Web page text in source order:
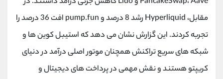
مقابل، Hyperliquid رشد 8 درصد و pump.fun افت 36 درصد را
تجربه کردند. این گزارش نشان می دهد که استیبل کوین ها و
شبکه های سریع تراکنش همچنان موتور اصلی درآمد در دنیای
کریپتو هستند و نقش مهمی در پرداخت های دیجیتال و